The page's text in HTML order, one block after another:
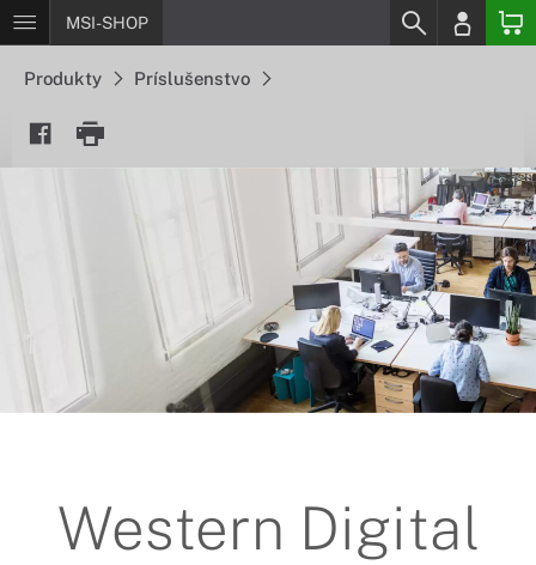
MSI-SHOP
Produkty Príslušenstvo
Western Digital